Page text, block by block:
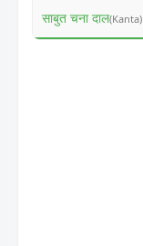
साबुत चना दाल(Kanta)